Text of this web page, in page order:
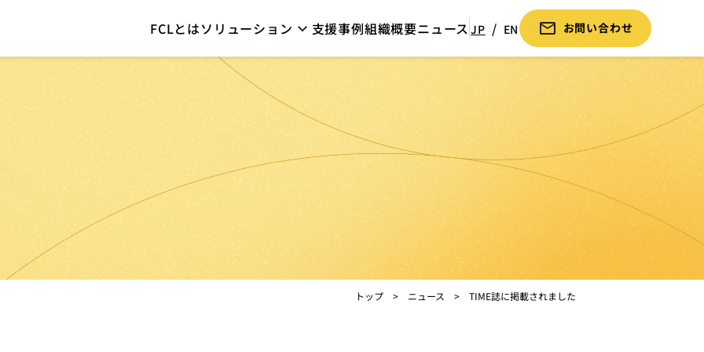
FCLとはソリューション 支援事例組織概要ニュース JP EN お問い合わせ
トップ ニュース TIME誌に掲載されました